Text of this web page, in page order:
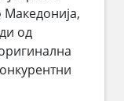
Македонија,
од